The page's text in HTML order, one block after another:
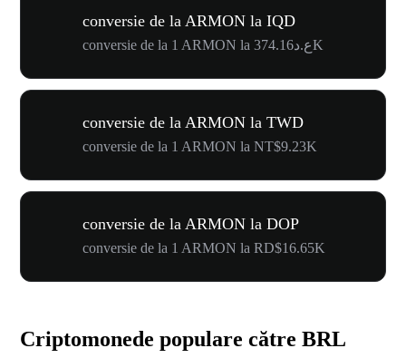
conversie de la ARMON la IQD
conversie de la 1 ARMON la ع.د374.16K
conversie de la ARMON la TWD
conversie de la 1 ARMON la NT$9.23K
conversie de la ARMON la DOP
conversie de la 1 ARMON la RD$16.65K
Criptomonede populare către BRL